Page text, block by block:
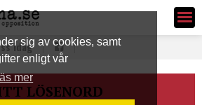
sig av cookies, samt
enligt vår
mer
Ledarsidorna.se
idag
LÖSENORD